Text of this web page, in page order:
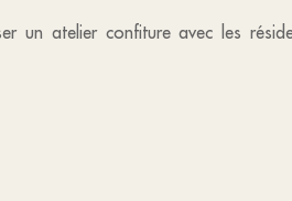
un atelier confiture avec les